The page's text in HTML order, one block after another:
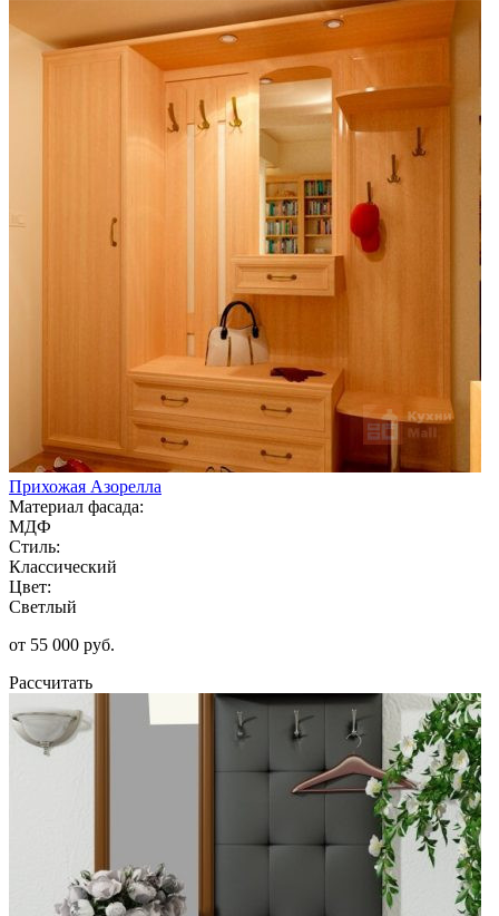
Прихожая Азорелла
Материал фасада:
МДФ
Стиль:
Классический
Цвет:
Светлый
от 55 000 руб.
Рассчитать